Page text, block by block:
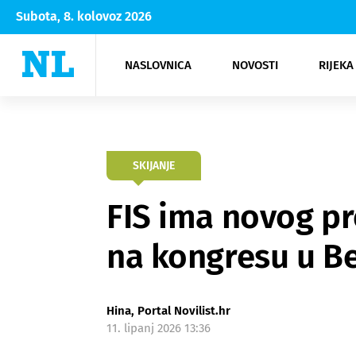
Subota, 8. kolovoz 2026
NASLOVNICA NOVOSTI
Rijeka Opatija
NK
Moda
Kultura
SKIJANJE
FIS ima novog
na kongresu u
Hina, Portal Novilist.hr
11. lipanj 2026 13:36